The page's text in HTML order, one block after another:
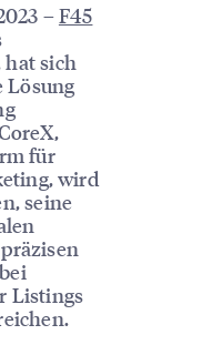
–F45
sich
Lösung
für
wird
seine
Listings